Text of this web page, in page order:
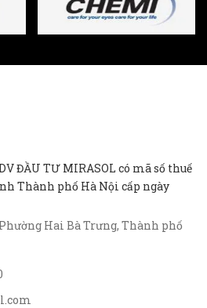
ĐẦU TƯ MIRASOL có mã số thuế
Thành phố Hà Nội cấp ngày
Hai Bà Trưng, Thành phố